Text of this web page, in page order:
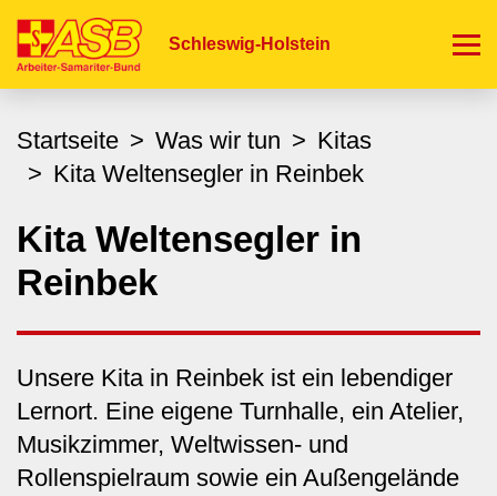
zum
Schleswig-Holstein
Startseite Was wir tun
Kitas
Kita Weltensegler in Reinbek
Kita Weltensegler in
Reinbek
Unsere Kita in Reinbek ist ein lebendiger
Lernort. Eine eigene Turnhalle, ein Atelier,
Musikzimmer, Weltwissen- und
Rollenspielraum sowie ein Außengelände